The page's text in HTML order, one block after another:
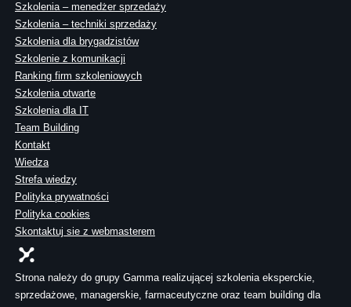
Szkolenia – menedżer sprzedaży
Szkolenia – techniki sprzedaży
Szkolenia dla brygadzistów
Szkolenie z komunikacji
Ranking firm szkoleniowych
Szkolenia otwarte
Szkolenia dla IT
Team Building
Kontakt
Wiedza
Strefa wiedzy
Polityka prywatności
Polityka cookies
Skontaktuj sie z webmasterem
Strona należy do grupy Gamma realizującej szkolenia eksperckie,
sprzedażowe, managerskie, farmaceutyczne oraz team building dla